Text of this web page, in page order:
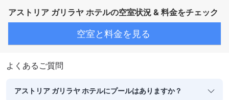
アストリア ガリラヤ ホテルの空室状況 & 料金をチェック
空室と料金を見る
よくあるご質問
アストリア ガリラヤ ホテルにプールはありますか？